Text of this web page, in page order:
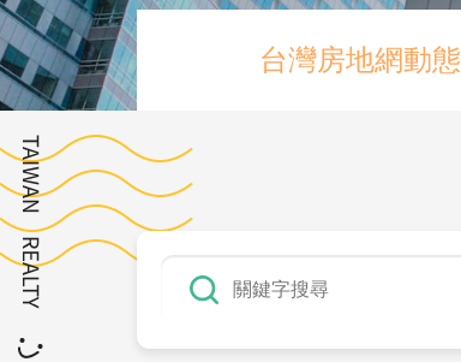
台灣房地網動態